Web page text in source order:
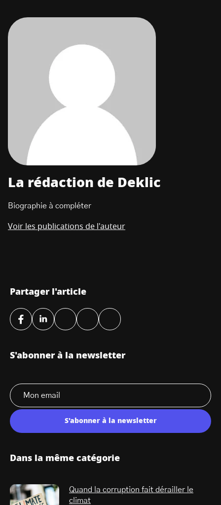
La rédaction de Deklic
Biographie à compléter
Voir les publications de l'auteur
Partager l'article
S'abonner à la newsletter
S'abonner à la newsletter
Dans la même catégorie
Quand la corruption fait dérailler le
climat